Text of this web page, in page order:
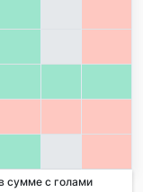
сумме с голами